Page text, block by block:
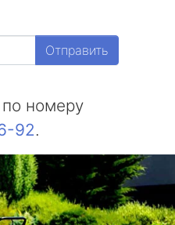
Отправить
номеру
92.